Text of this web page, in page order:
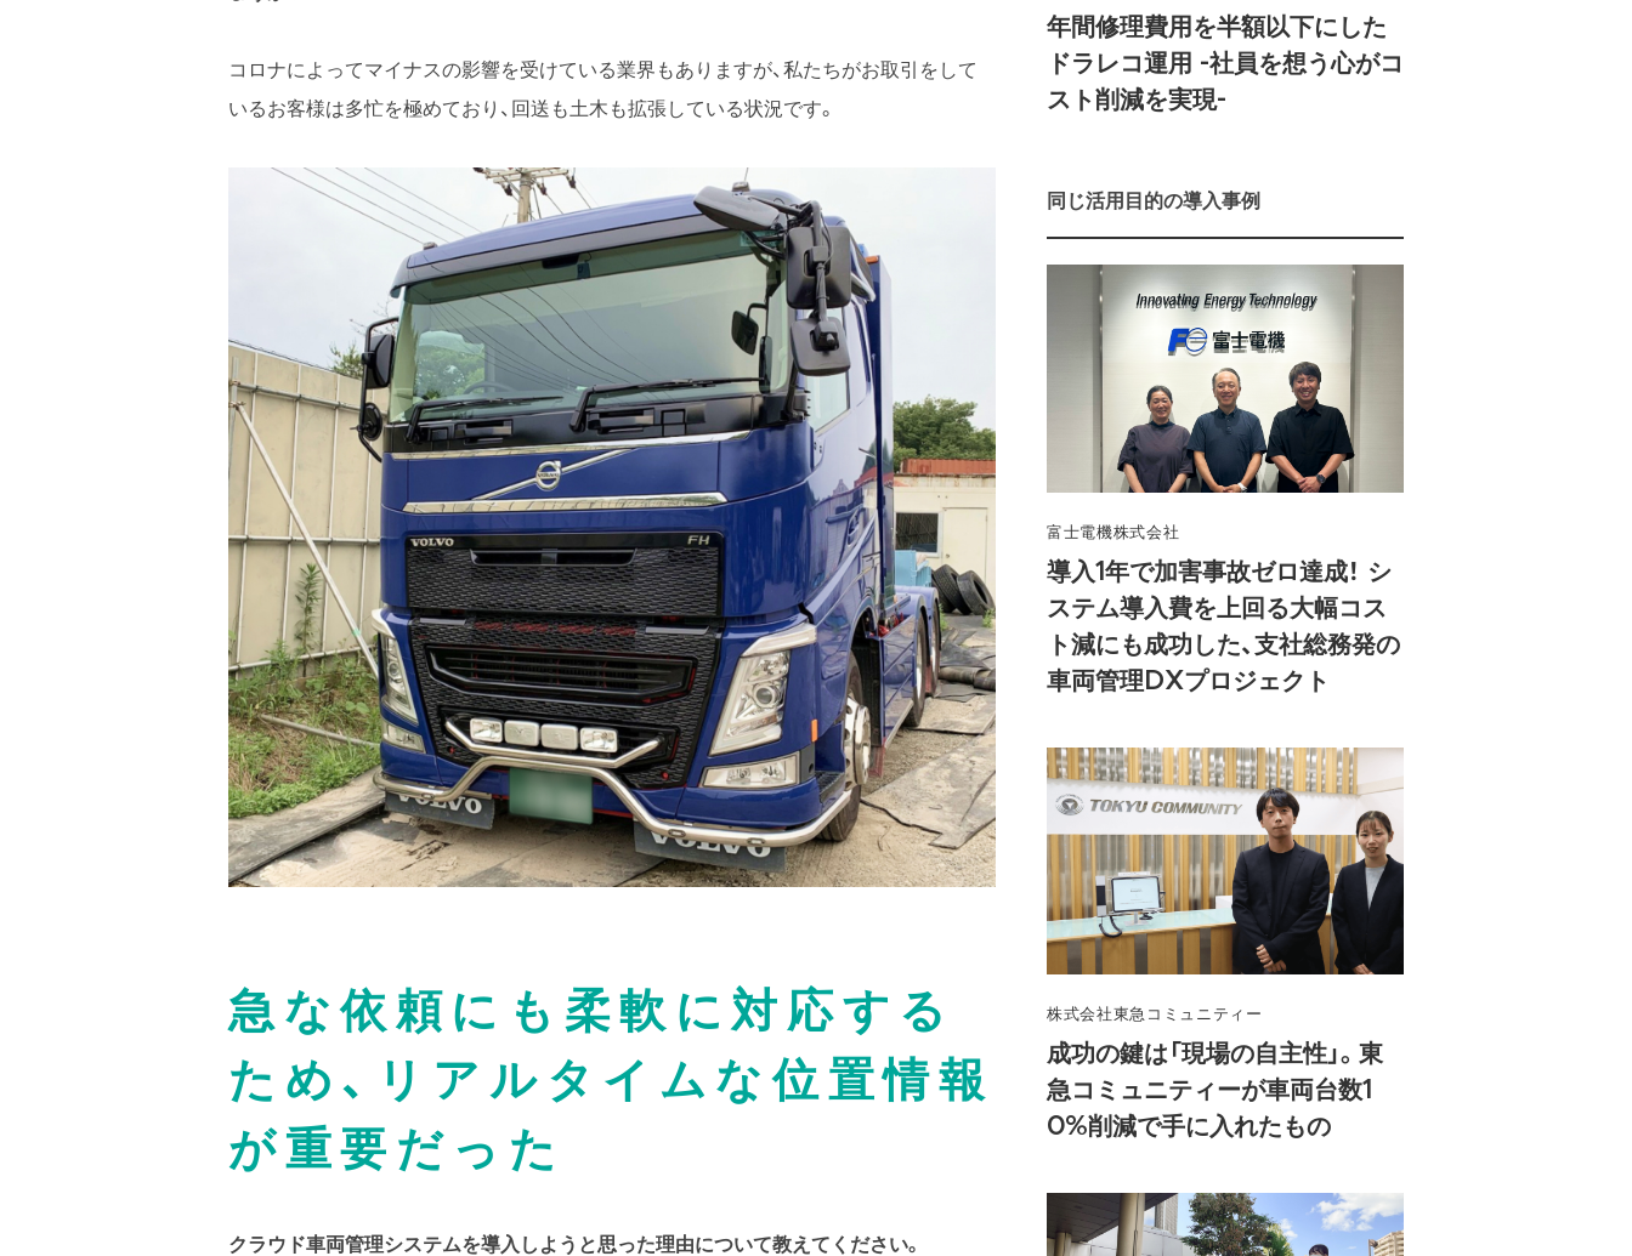
コロナによってマイナスの影響を受けている業界もありますが、私たちがお取引をして
いるお客様は多忙を極めており、回送も土木も拡張している状況です。
急な依頼にも柔軟に対応する
ため、リアルタイムな位置情報
が重要だった
クラウド車両管理システムを導入しようと思った理由について教えてください。
年間修理費用を半額以下にした
ドラレコ運用 -社員を想う心がコ
スト削減を実現-
同じ活用目的の導入事例
富士電機株式会社
導入1年で加害事故ゼロ達成！ シ
ステム導入費を上回る大幅コス
ト減にも成功した、支社総務発の
車両管理DXプロジェクト
株式会社東急コミュニティー
成功の鍵は「現場の自主性」。東
急コミュニティーが車両台数1
0%削減で手に入れたもの